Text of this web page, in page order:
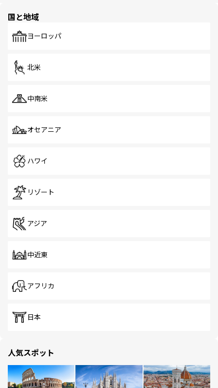
で、ホーカーズは地元の風情を楽しめる外せないスポット
国と地域
ヨーロッパ
北米
中南米
オセアニア
ハワイ
リゾート
アジア
中近東
アフリカ
日本
人気スポット